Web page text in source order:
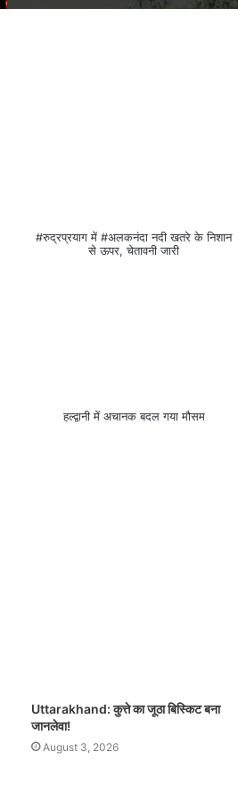
#रुद्रप्रयाग में #अलकनंदा नदी खतरे के निशान
से ऊपर, चेतावनी जारी
हल्द्वानी में अचानक बदल गया मौसम
Uttarakhand: कुत्ते का जूठा बिस्किट बना
जानलेवा!
August 3, 2026